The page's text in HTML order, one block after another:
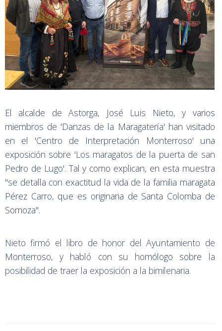
El alcalde de Astorga, José Luis Nieto, y varios
miembros de 'Danzas de la Maragatería' han visitado
en el 'Centro de Interpretación Monterroso' una
exposición sobre 'Los maragatos de la puerta de san
Pedro de Lugo'. Tal y como explican, en esta muestra
"se detalla con exactitud la vida de la familia maragata
Pérez Carro, que es originaria de Santa Colomba de
Somoza".
Nieto firmó el libro de honor del Ayuntamiento de
Monterroso, y habló con su homólogo sobre la
posibilidad de traer la exposición a la bimilenaria.